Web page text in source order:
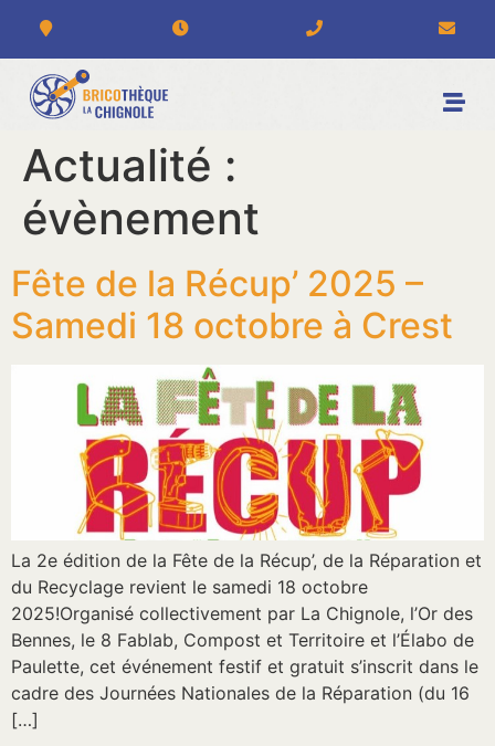
Actualité :
évènement
Fête de la Récup’ 2025 –
Samedi 18 octobre à Crest
La 2e édition de la Fête de la Récup’, de la Réparation et
du Recyclage revient le samedi 18 octobre
2025!Organisé collectivement par La Chignole, l’Or des
Bennes, le 8 Fablab, Compost et Territoire et l’Élabo de
Paulette, cet événement festif et gratuit s’inscrit dans le
cadre des Journées Nationales de la Réparation (du 16
[…]